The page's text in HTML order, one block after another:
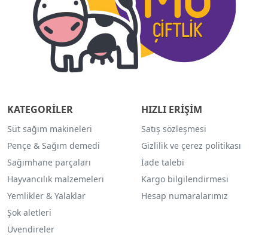
KATEGORİLER
Süt sağım makineleri
Pençe & Sağım demedi
Sağımhane parçaları
Hayvancılık malzemeleri
Yemlikler & Yalaklar
Şok aletleri
Üvendireler
HIZLI ERİŞİM
Satış sözleşmesi
Gizlilik ve çerez politikası
İade talebi
Kargo bilgilendirmesi
Hesap numaralarımız